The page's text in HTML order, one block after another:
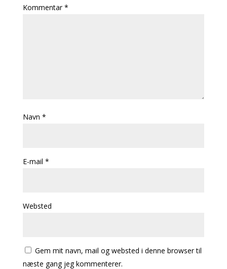
Kommentar*
Navn *
E-mail *
Websted
Gem mit navn, mail og websted i denne browser til
næste gang jeg kommenterer.